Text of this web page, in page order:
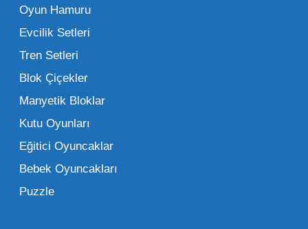
perakende satış fiyatı ile alış fiyatı arasındaki
makas açılır ve bu da ciddi kâr marjları elde
edilmesini sağlar. Toplu alımlarda uygulanan
dönemlerinde işletmenizin finansal olarak
rahatlamasına yardımcı olur.
Müşterileriniz bir ürünü sorduğunda "yok"
demek, marka sadakatini zedeler. Profesyonel
bir oyuncak toptan satış ortağı ile çalışmak,
Oyun Hamuru
Evcilik Setleri
Tren Setleri
Blok Çiçekler
Manyetik Bloklar
Kutu Oyunları
Eğitici Oyuncaklar
Bebek Oyuncakları
Puzzle